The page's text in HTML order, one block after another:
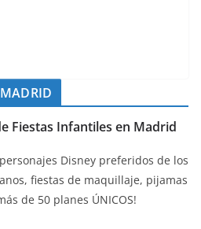
Fiestas Infantiles en Madrid
Disney preferidos de los
fiestas de maquillaje, pijamas
de 50 planes ÚNICOS!